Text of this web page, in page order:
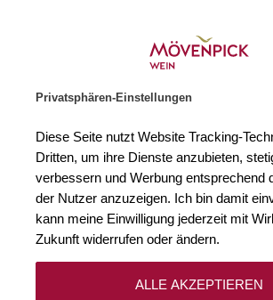
Privatsphären-Einstellungen
Diese Seite nutzt Website Tracking-
Dritten, um ihre Dienste anzubieten,
verbessern und Werbung entsprechend
der Nutzer anzuzeigen. Ich bin damit
kann meine Einwilligung jederzeit mit
Zukunft widerrufen oder ändern.
ALLE AKZEPTIEREN
Keine Ergebnisse
10-Euro-